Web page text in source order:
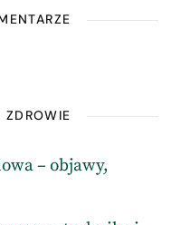
ZDROWIE
– objawy,